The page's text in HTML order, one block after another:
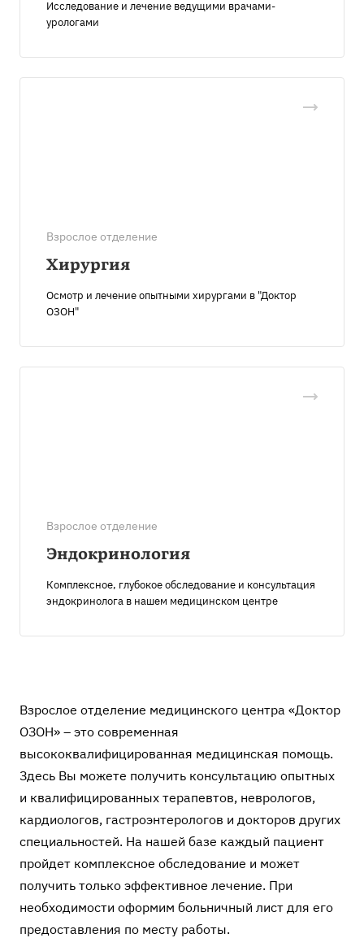
Исследование и лечение ведущими врачами-
урологами
Взрослое отделение
Хирургия
Осмотр и лечение опытными хирургами в "Доктор
ОЗОН"
Взрослое отделение
Эндокринология
Комплексное, глубокое обследование и консультация
эндокринолога в нашем медицинском центре
Взрослое отделение медицинского центра «Доктор
ОЗОН» – это современная
высококвалифицированная медицинская помощь.
Здесь Вы можете получить консультацию опытных
и квалифицированных терапевтов, неврологов,
кардиологов, гастроэнтерологов и докторов других
специальностей. На нашей базе каждый пациент
пройдет комплексное обследование и может
получить только эффективное лечение. При
необходимости оформим больничный лист для его
предоставления по месту работы.